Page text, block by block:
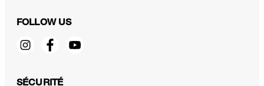
270,00 €
FOLLOW US
SÉCURITÉ